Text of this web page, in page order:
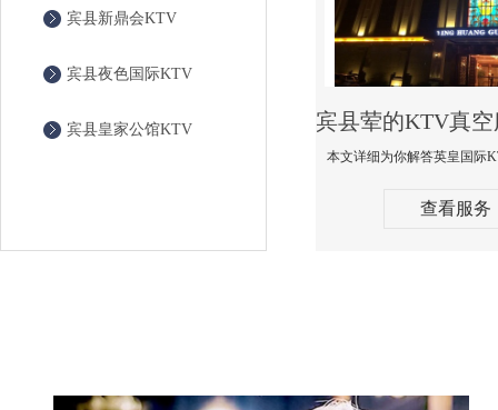
宾县新鼎会KTV
宾县夜色国际KTV
宾县皇家公馆KTV
查看服务